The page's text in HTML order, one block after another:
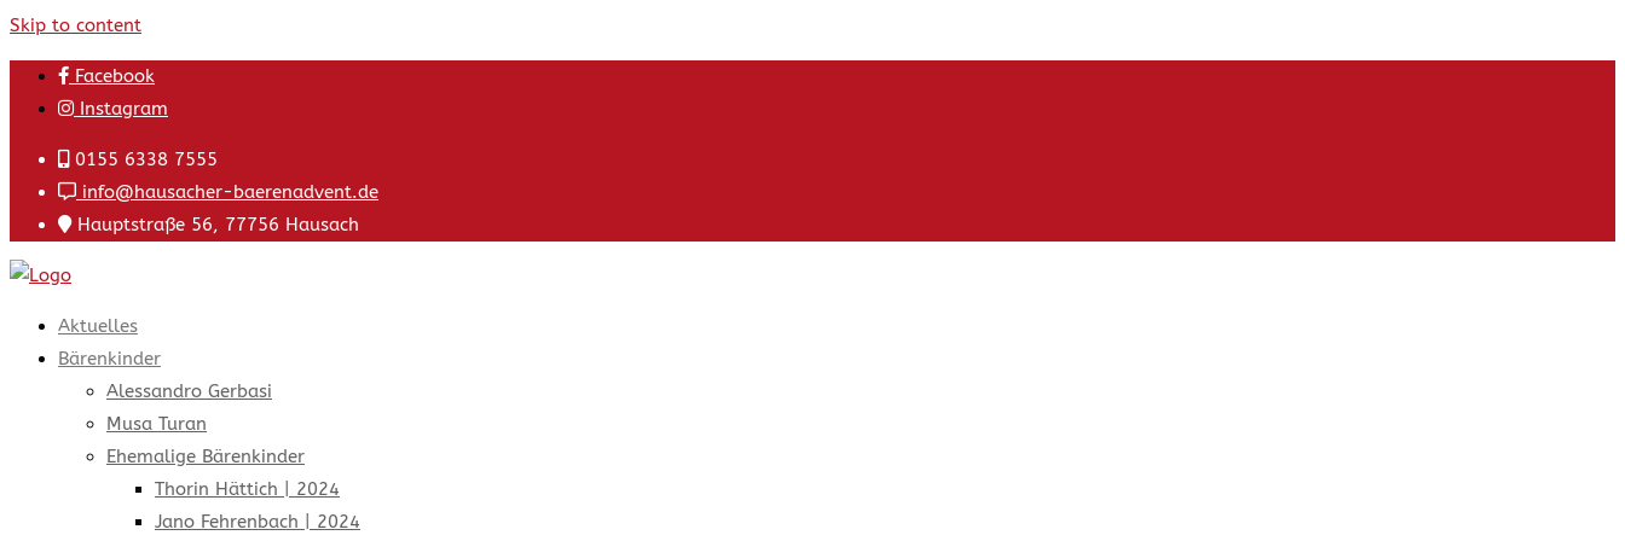
Skip to content
Facebook
Instagram
0155 6338 7555
info@hausacher-baerenadvent.de
Hauptstraße 56, 77756 Hausach
Aktuelles
Bärenkinder
Alessandro Gerbasi
Musa Turan
Ehemalige Bärenkinder
Thorin Hättich | 2024
Jano Fehrenbach | 2024